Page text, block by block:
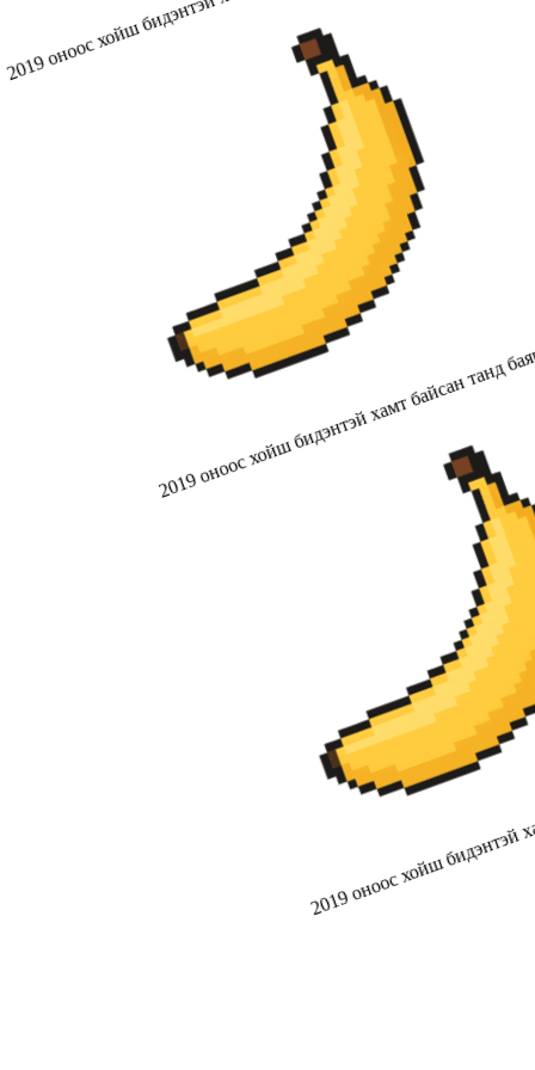
2019 оноос хойш бидэнтэй хамт байсан
2019 оноос хойш